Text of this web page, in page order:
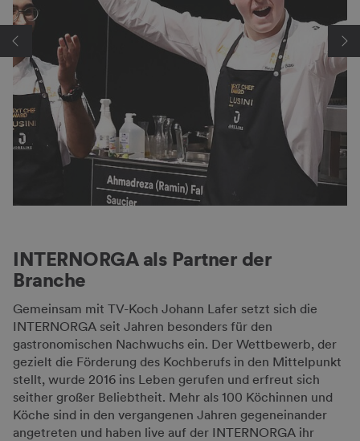
INTERNORGA als Partner der
Branche
Gemeinsam mit TV-Koch Johann Lafer setzt sich die
INTERNORGA seit Jahren besonders für den
gastronomischen Nachwuchs ein. Der Wettbewerb, der
gezielt die Förderung des Kochberufs in den Mittelpunkt
stellt, wurde 2016 ins Leben gerufen und erfreut sich
seither großer Beliebtheit. Mehr als 100 Köchinnen und
Köche sind in den vergangenen Jahren gegeneinander
angetreten und haben live auf der INTERNORGA ihr